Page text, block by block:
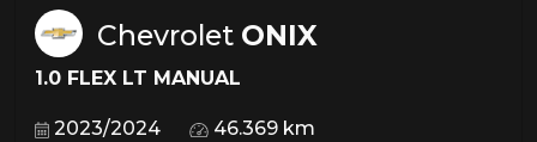
Chevrolet ONIX
1.0 FLEX LT MANUAL
2023/2024 46.369 km